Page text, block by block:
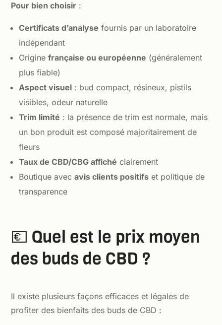
Pour bien choisir :
Certificats d’analyse fournis par un laboratoire
indépendant
Originefrançaise ou européenne (généralement
plus fiable)
Aspect visuel : bud compact, résineux, pistils
visibles, odeur naturelle
Trim limité : la présence de trim est normale, mais
un bon produit est composé majoritairement de
fleurs
Taux de CBD/CBG affiché clairement
Boutique avecavis clients positifs et politique de
transparence
💶 Quel est le prix moyen
des buds de CBD ?
Il existe plusieurs façons efficaces et légales de
profiter des bienfaits des buds de CBD :